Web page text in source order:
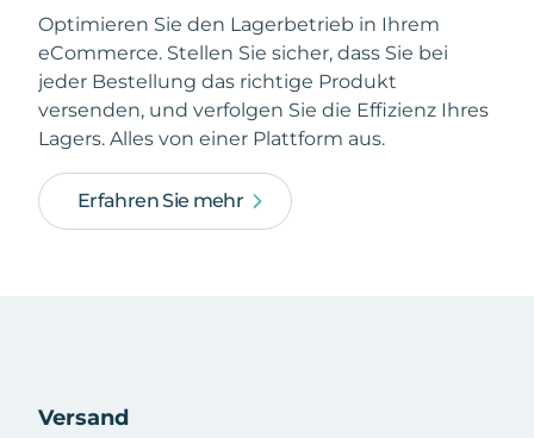
Optimieren Sie den Lagerbetrieb in Ihrem
eCommerce. Stellen Sie sicher, dass Sie bei
jeder Bestellung das richtige Produkt
versenden, und verfolgen Sie die Effizienz Ihres
Lagers. Alles von einer Plattform aus.
Erfahren Sie mehr
Versand